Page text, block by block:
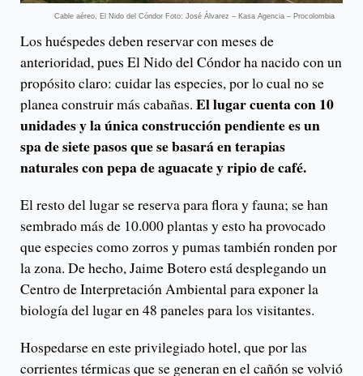
Cable aéreo, El Nido del Cóndor Foto: José Álvarez – Kasa Agencia – Procolombia
Los huéspedes deben reservar con meses de
anterioridad, pues El Nido del Cóndor ha nacido con un
propósito claro: cuidar las especies, por lo cual no se
planea construir más cabañas. El lugar cuenta con 10
unidades y la única construcción pendiente es un
spa de siete pasos que se basará en terapias
naturales con pepa de aguacate y ripio de café.
El resto del lugar se reserva para flora y fauna; se han
sembrado más de 10.000 plantas y esto ha provocado
que especies como zorros y pumas también ronden por
la zona. De hecho, Jaime Botero está desplegando un
Centro de Interpretación Ambiental para exponer la
biología del lugar en 48 paneles para los visitantes.
Hospedarse en este privilegiado hotel, que por las
corrientes térmicas que se generan en el cañón se volvió